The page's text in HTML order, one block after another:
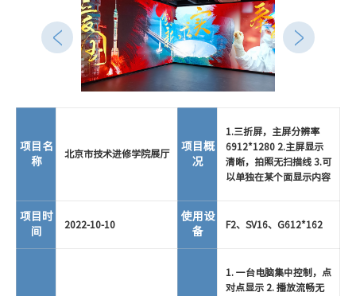
项目名
称
北京市技术进修学院展厅
项目概
况
1.三折屏，主屏分辨率
6912*1280 2.主屏显示
清晰，拍照无扫描线 3.可
以单独在某个面显示内容
项目时
间
2022-10-10
使用设
备
F2、SV16、G612*162
1. 一台电脑集中控制，点
对点显示 2. 播放流畅无